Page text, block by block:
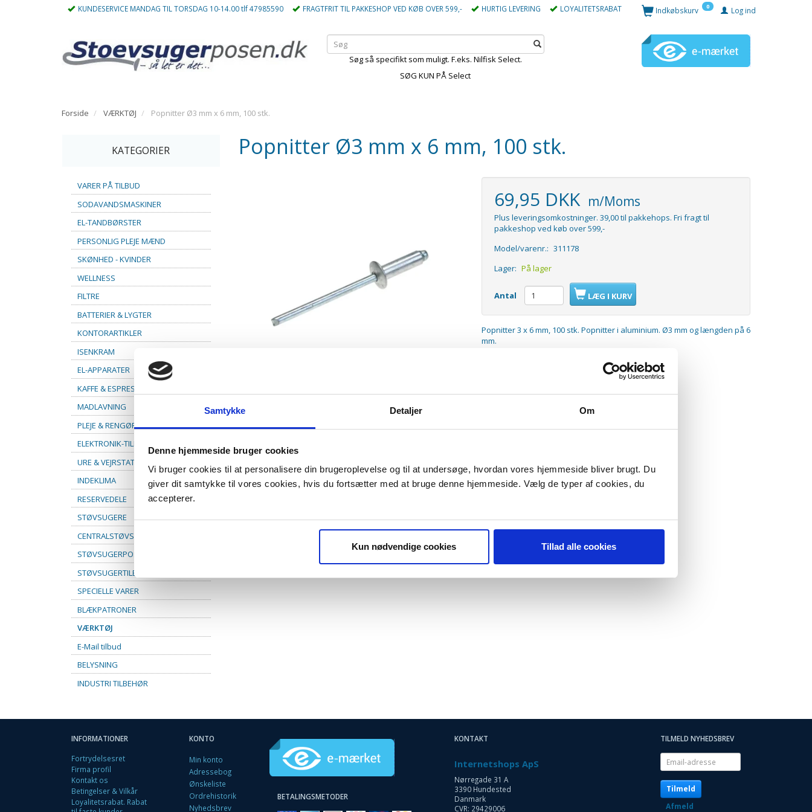
Samtykke Detaljer Om
Denne hjemmeside bruger cookies
Vi bruger cookies til at personalisere din brugeroplevelse og til at undersøge, hvordan vores hjemmeside bliver brugt. Du
giver dit samtykke til vores cookies, hvis du fortsætter med at bruge denne hjemmeside. Vælg de typer af cookies, du
accepterer.
Kun nødvendige cookies Tillad alle cookies
KUNDESERVICE MANDAG TIL TORSDAG 10-14.00 tlf 47985590 FRAGTFRIT TIL PAKKESHOP VED KØB OVER 599,- HURTIG LEVERING LOYALITETSRABAT Log ind
Indkøbskurv 0
Søg så specifikt som muligt. F.eks. Nilfisk Select.
SØG KUN PÅ Select
Forside VÆRKTØJ Popnitter Ø3 mm x 6 mm, 100 stk.
KATEGORIER
VARER PÅ TILBUD
SODAVANDSMASKINER
EL-TANDBØRSTER
PERSONLIG PLEJE MÆND
SKØNHED - KVINDER
WELLNESS
FILTRE
BATTERIER & LYGTER
KONTORARTIKLER
ISENKRAM
EL-APPARATER
KAFFE & ESPRESSO
MADLAVNING
PLEJE & RENGØRING
ELEKTRONIK-TILBEHØR
URE & VEJRSTATIONER
INDEKLIMA
RESERVEDELE
STØVSUGERE
CENTRALSTØVSUGER
STØVSUGERPOSER
STØVSUGERTILBEHØR
SPECIELLE VARER
BLÆKPATRONER
VÆRKTØJ
E-Mail tilbud
BELYSNING
INDUSTRI TILBEHØR
Popnitter Ø3 mm x 6 mm, 100 stk.
69,95 DKK m/Moms
Plus leveringsomkostninger. 39,00 til pakkehops. Fri fragt til
pakkeshop ved køb over 599,-
Model/varenr.: 311178
Lager: På lager
Antal LÆG I KURV
Popnitter 3 x 6 mm, 100 stk. Popnitter i aluminium. Ø3 mm og længden på 6
mm.
INFORMATIONER
Fortrydelsesret
Firma profil
Kontakt os
Betingelser & Vilkår
Loyalitetsrabat. Rabat
KONTO
Min konto
Adressebog
Ønskeliste
Ordrehistorik
Nyhedsbrev
BETALINGSMETODER
KONTAKT
Internetshops ApS
Nørregade 31 A
3390 Hundested
Danmark
CVR: 29429006
TILMELD NYHEDSBREV
Email-
adresse
Tilmeld
Afmeld